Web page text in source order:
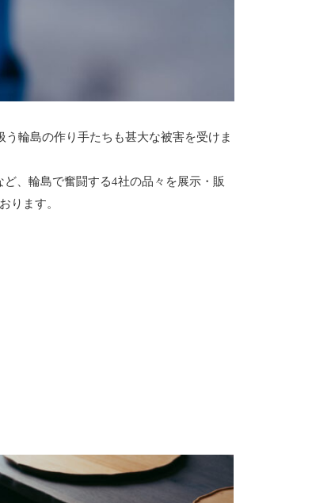
輪島の作り手たちも甚大な被害を受けま
、輪島で奮闘する4社の品々を展示・販
ります。